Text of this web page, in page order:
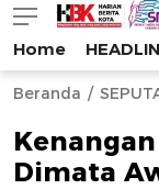
Home
Beranda
Dimata